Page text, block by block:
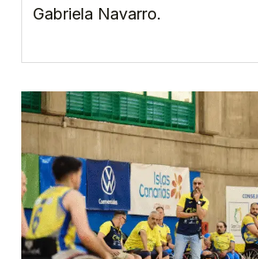
Gabriela Navarro.